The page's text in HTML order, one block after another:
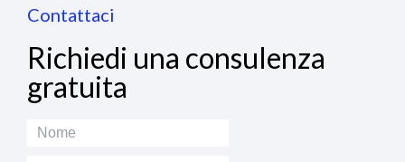
Contattaci
Richiedi una consulenza
gratuita